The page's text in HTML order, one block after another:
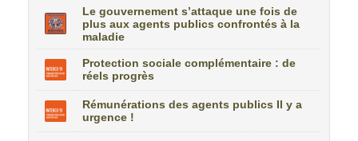
Le gouvernement s’attaque une fois de
plus aux agents publics confrontés à la
maladie
Protection sociale complémentaire : de
réels progrès
Rémunérations des agents publics Il y a
urgence !